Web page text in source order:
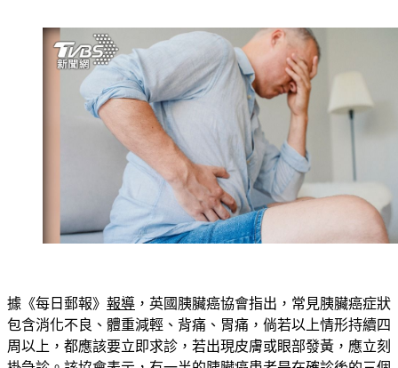
據《每日郵報》 報導，英國胰臟癌協會指出，常見胰臟癌症狀
包含 消化不良、體重減輕、背痛、胃痛，倘若以上情形持續四